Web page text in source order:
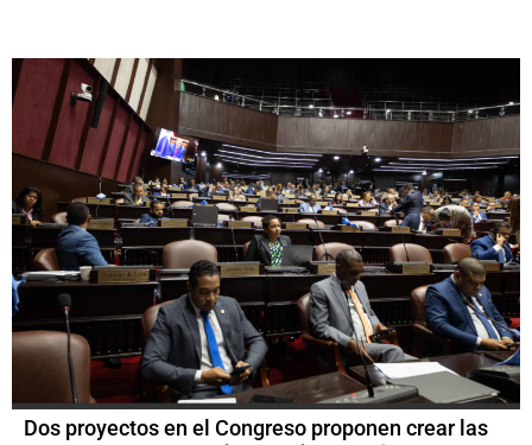
Dos proyectos en el Congreso proponen crear las